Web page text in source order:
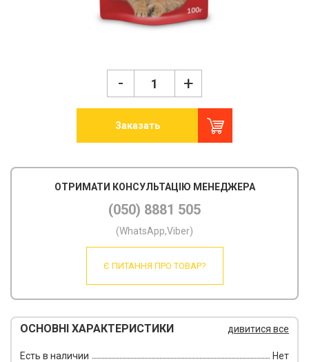
- +
Заказать
ОТРИМАТИ КОНСУЛЬТАЦІЮ МЕНЕДЖЕРА
(050) 8881 505
(WhatsApp,Viber)
Є ПИТАННЯ ПРО ТОВАР?
ОСНОВНІ ХАРАКТЕРИСТИКИ дивитися все
Есть в наличии Нет